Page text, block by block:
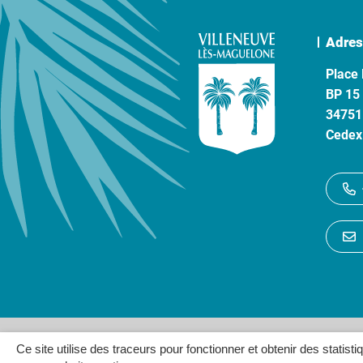
Ce site utilise des traceurs pour fonctionner et obtenir des
Place
BP 15
Cedex